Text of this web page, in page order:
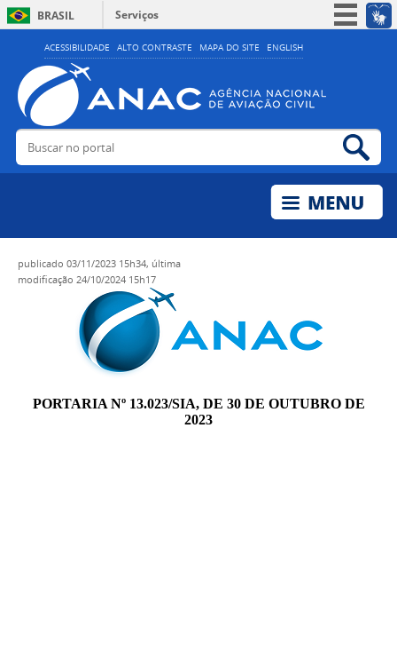
ACESSIBILIDADE ALTO CONTRASTE MAPA DO SITE ENGLISH
BRASIL
Serviços
Simplifique!
Acesso à informação
Legislação
Buscar no portal
publicado 03/11/2023 15h34, última
modificação 24/10/2024 15h17
PORTARIA Nº 13.023/SIA, DE 30 DE OUTUBRO DE
2023